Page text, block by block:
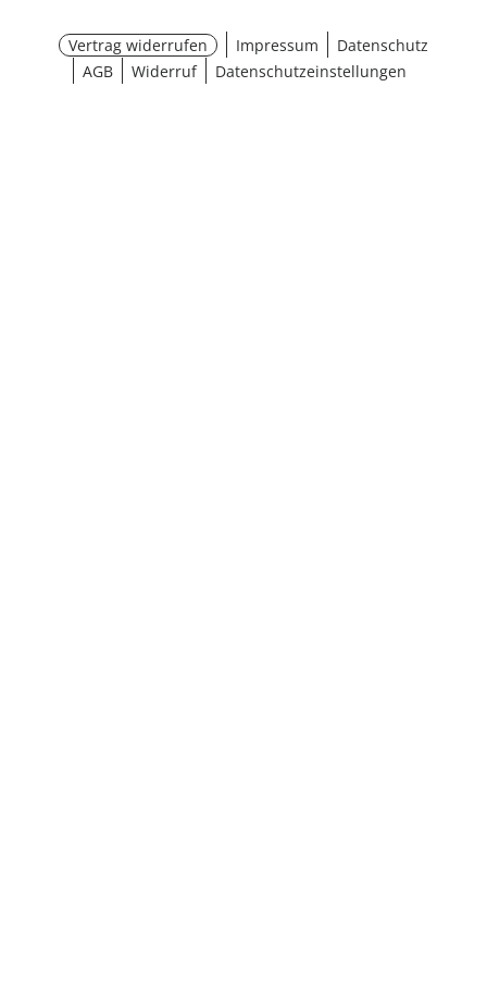
Vertrag widerrufen Impressum
Datenschutz
AGB
Widerruf Datenschutzeinstellungen